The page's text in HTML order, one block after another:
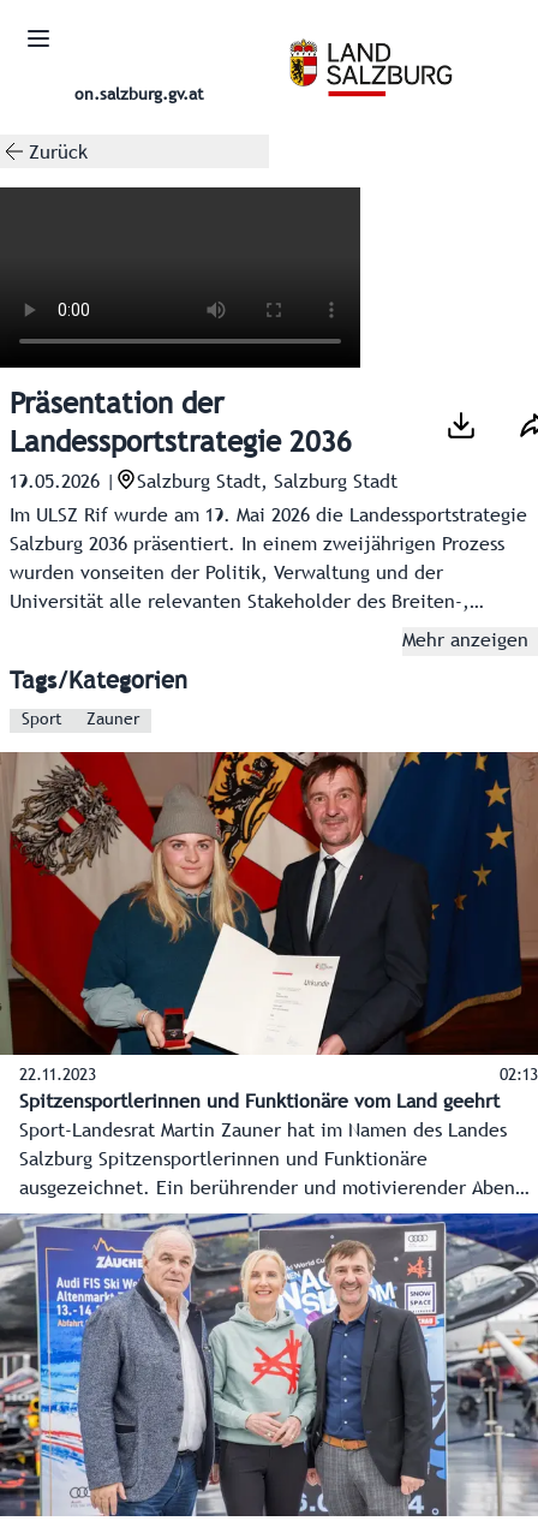
on.salzburg.gv.at
Zurück
Präsentation der
Landessportstrategie 2036
19.05.2026
Salzburg Stadt, Salzburg Stadt
Im ULSZ Rif wurde am 19. Mai 2026 die Landessportstrategie
Salzburg 2036 präsentiert. In einem zweijährigen Prozess
wurden vonseiten der Politik, Verwaltung und der
Universität alle relevanten Stakeholder des Breiten-,
des Salzburger Sports gearbeitet.
Mehr anzeigen
Tags/Kategorien
Sport Zauner
22.11.2023 02:13
Spitzensportlerinnen und Funktionäre vom Land geehrt
Sport-Landesrat Martin Zauner hat im Namen des Landes
Salzburg Spitzensportlerinnen und Funktionäre
ausgezeichnet. Ein berührender und motivierender Abend
unter anderem mit den Weltmeisterinnen Chiara Kreuzer
und Valentina Höll.